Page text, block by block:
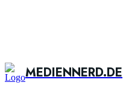
MEDIENNERD.DE